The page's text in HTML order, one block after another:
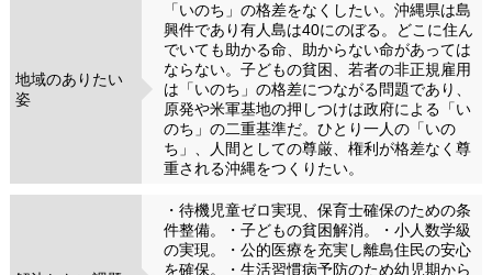
地域のありたい
姿
「いのち」の格差をなくしたい。沖縄県は島
興件であり有人島は40にのぼる。どこに住ん
でいても助かる命、助からない命があっては
ならない。子どもの貧困、若者の非正規雇用
は「いのち」の格差につながる問題であり、
原発や米軍基地の押しつけは政府による「い
のち」の二重基準だ。ひとり一人の「いの
ち」、人間としての尊厳、権利が格差なく尊
重される沖縄をつくりたい。
・待機児童ゼロ実現、保育士確保のための条
件整備。・子どもの貧困解消。・小人数学級
の実現。・公的医療を充実し離島住民の安心
を確保。・生活習慣病予防のため幼児期から